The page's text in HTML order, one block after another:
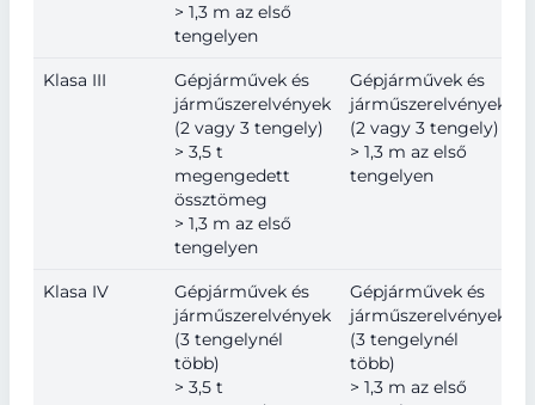
> 1,3 m az első
tengelyen
Klasa III
Gépjárművek és
járműszerelvények
(2 vagy 3 tengely)
> 3,5 t
megengedett
össztömeg
> 1,3 m az első
tengelyen
Gépjárművek és
járműszerelvények
(2 vagy 3 tengely)
> 1,3 m az első
tengelyen
Klasa IV
Gépjárművek és
járműszerelvények
(3 tengelynél
több)
> 3,5 t
Gépjárművek és
járműszerelvények
(3 tengelynél
több)
> 1,3 m az első